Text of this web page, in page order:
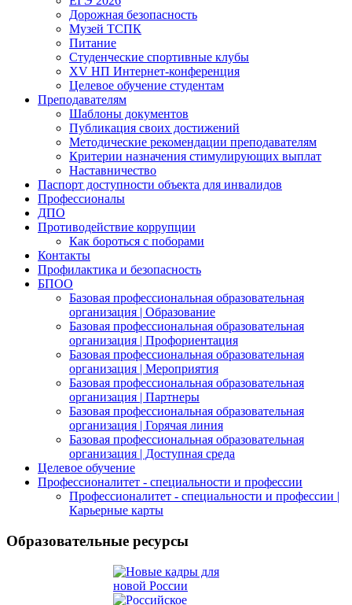
Дорожная безопасность
Музей ТСПК
Питание
Студенческие спортивные клубы
XV НП Интернет-конференция
Целевое обучение студентам
Преподавателям
Шаблоны документов
Публикация своих достижений
Методические рекомендации преподавателям
Критерии назначения стимулирующих выплат
Наставничество
Паспорт доступности объекта для инвалидов
Профессионалы
ДПО
Противодействие коррупции
Как бороться с поборами
Контакты
Профилактика и безопасность
БПОО
Базовая профессиональная образовательная
организация | Образование
Базовая профессиональная образовательная
организация | Профориентация
Базовая профессиональная образовательная
организация | Мероприятия
Базовая профессиональная образовательная
организация | Партнеры
Базовая профессиональная образовательная
организация | Горячая линия
Базовая профессиональная образовательная
организация | Доступная среда
Целевое обучение
Профессионалитет - специальности и профессии
Профессионалитет - специальности и профессии |
Карьерные карты
Образовательные ресурсы